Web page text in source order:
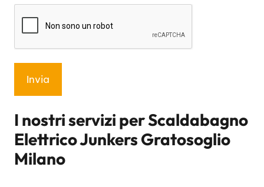
I nostri servizi perScaldabagno
Elettrico Junkers Gratosoglio
Milano